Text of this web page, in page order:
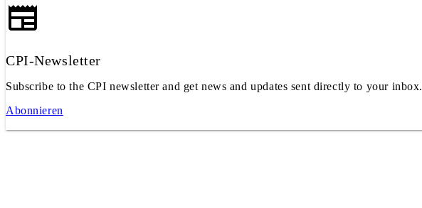
CPI-Newsletter
Subscribe to the CPI newsletter and get news and updates sent directly to your inbox.
Abonnieren